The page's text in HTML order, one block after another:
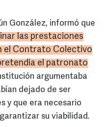
González, informó que
las prestaciones
el Contrato Colectivo
el patronato
argumentaba
dejado de ser
y que era necesario
su viabilidad.